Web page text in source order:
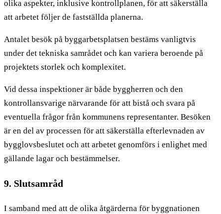
olika aspekter, inklusive kontrollplanen, för att säkerställa
att arbetet följer de fastställda planerna.
Antalet besök på byggarbetsplatsen bestäms vanligtvis
under det tekniska samrådet och kan variera beroende på
projektets storlek och komplexitet.
Vid dessa inspektioner är både byggherren och den
kontrollansvarige närvarande för att bistå och svara på
eventuella frågor från kommunens representanter. Besöken
är en del av processen för att säkerställa efterlevnaden av
bygglovsbeslutet och att arbetet genomförs i enlighet med
gällande lagar och bestämmelser.
9. Slutsamråd
I samband med att de olika åtgärderna för byggnationen